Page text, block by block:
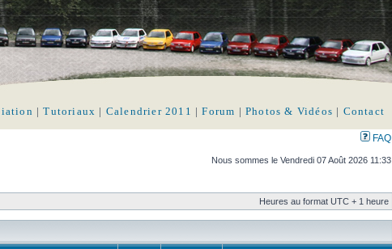
|Tutoriaux | Calendrier 2011 |Forum | Photos & Vidéos | Contact
FAQ
Nous sommes le Vendredi 07 Août 2026 11:33
Heures au format UTC + 1 heure